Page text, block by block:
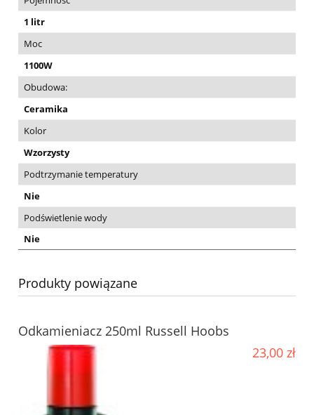
1 litr
Moc
1100W
Obudowa:
Ceramika
Kolor
Wzorzysty
Podtrzymanie temperatury
Nie
Podświetlenie wody
Nie
Produkty powiązane
Odkamieniacz 250ml Russell Hoobs
23,00 zł